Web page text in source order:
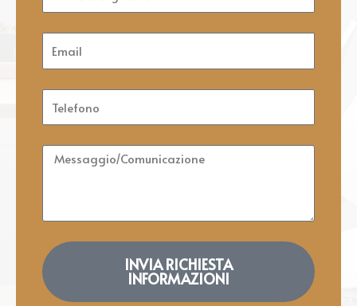
e
Cognome
Email
Telefono
Messaggio/Comunicazione
INVIA RICHIESTA
INFORMAZIONI